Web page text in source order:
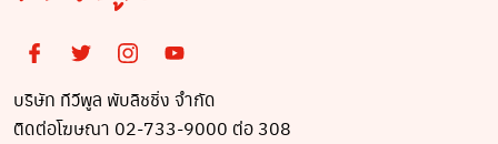
บริษัท ทีวีพูล พับลิชชิ่ง จำกัด
ติดต่อโฆษณา 02-733-9000 ต่อ 308